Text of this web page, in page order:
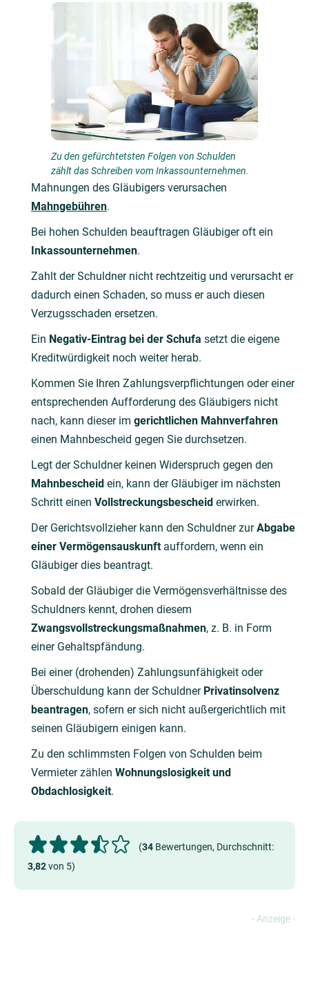
Zu den gefürchtetsten Folgen von Schulden
zählt das Schreiben vom Inkassounternehmen.
Mahnungen des Gläubigers verursachen
Mahngebühren.
Bei hohen Schulden beauftragen Gläubiger oft ein
Inkassounternehmen.
Zahlt der Schuldner nicht rechtzeitig und verursacht er
dadurch einen Schaden, so muss er auch diesen
Verzugsschaden ersetzen.
Ein Negativ-Eintrag bei der Schufa setzt die eigene
Kreditwürdigkeit noch weiter herab.
Kommen Sie Ihren Zahlungsverpflichtungen oder einer
entsprechenden Aufforderung des Gläubigers nicht
nach, kann dieser im gerichtlichen Mahnverfahren
einen Mahnbescheid gegen Sie durchsetzen.
Legt der Schuldner keinen Widerspruch gegen den
Mahnbescheid ein, kann der Gläubiger im nächsten
Schritt einen Vollstreckungsbescheid erwirken.
Der Gerichtsvollzieher kann den Schuldner zurAbgabe
einer Vermögensauskunftauffordern, wenn ein
Gläubiger dies beantragt.
Sobald der Gläubiger die Vermögensverhältnisse des
Schuldners kennt, drohen diesem
Zwangsvollstreckungsmaßnahmen, z. B. in Form
einer Gehaltspfändung.
Bei einer (drohenden) Zahlungsunfähigkeit oder
Überschuldung kann der Schuldner Privatinsolvenz
beantragen, sofern er sich nicht außergerichtlich mit
seinen Gläubigern einigen kann.
Zu den schlimmsten Folgen von Schulden beim
Vermieter zählen Wohnungslosigkeit und
Obdachlosigkeit.
(34 Bewertungen, Durchschnitt:
3,82von 5)